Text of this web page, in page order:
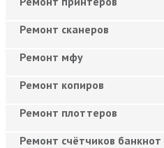
Ремонт сканеров
Ремонт мфу
Ремонт копиров
Ремонт плоттеров
Ремонт счётчиков банкнот